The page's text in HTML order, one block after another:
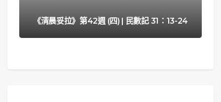
《清晨妥拉》第42週 (四) | 民數記 31：13-24